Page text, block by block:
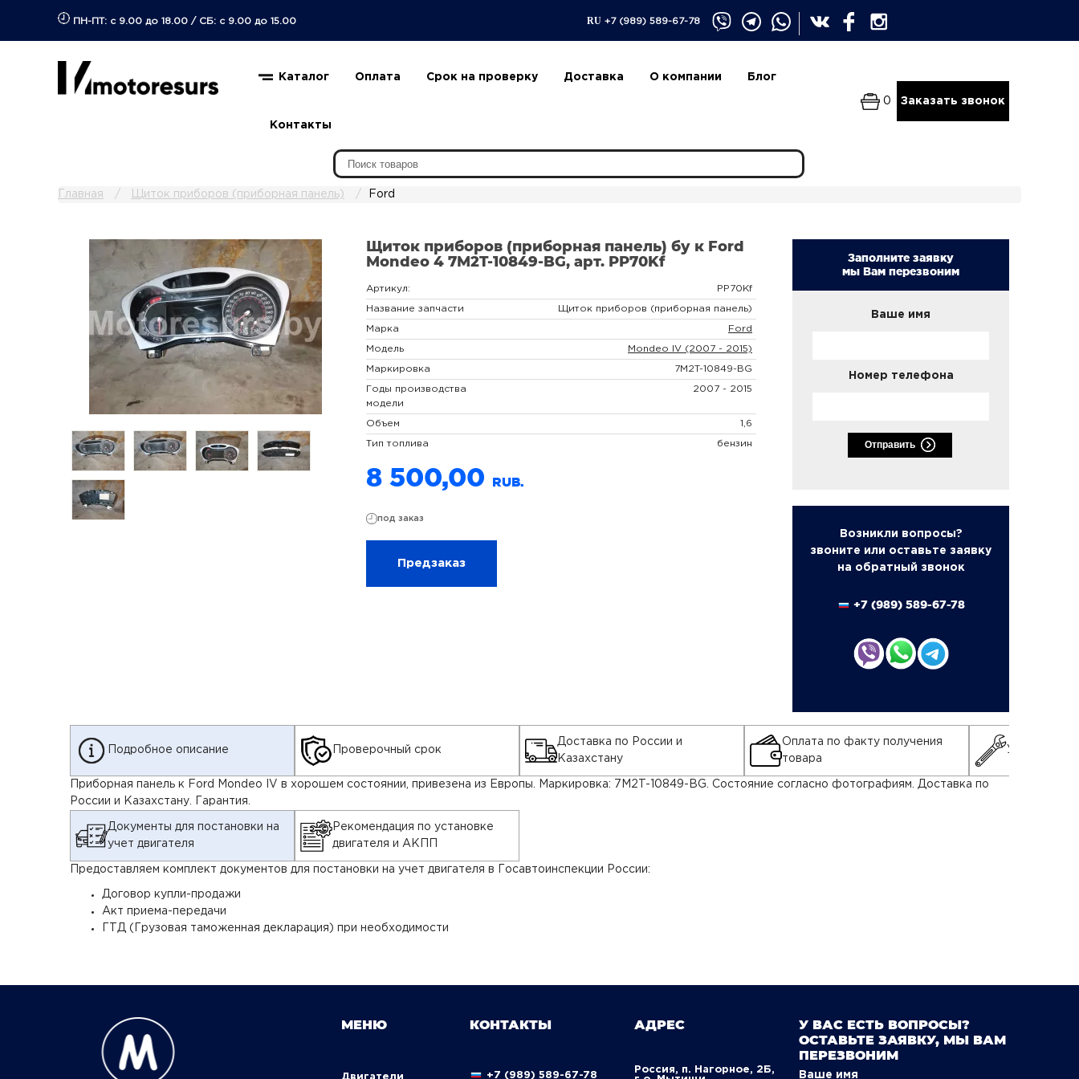
ПН-ПТ: с 9.00 до 18.00 / СБ: с 9.00 до 15.00 RU +7 (989) 589-67-78
Каталог Оплата Срок на проверку Доставка О компании Блог
Контакты
0 Заказать звонок
Главная Щиток приборов (приборная панель) Ford
Щиток приборов (приборная панель) бу к Ford
Mondeo 4 7M2T-10849-BG, арт. PP70Kf
Артикул: PP70Kf
Название запчасти Щиток приборов (приборная панель)
Марка Ford
Модель Mondeo IV (2007 - 2015)
Маркировка 7M2T-10849-BG
Годы производства
модели
2007 - 2015
Объем 1,6
Тип топлива бензин
8 500,00
под заказ
Предзаказ
Заполните заявку
мы Вам перезвоним
Ваше имя
Номер телефона
Отправить
Возникли вопросы?
звоните или оставьте заявку
на обратный звонок
+7 (989) 589-67-78
Подробное описание Проверочный срок
Доставка по России и
Казахстану
Оплата по факту получения
товара
Установка
Приборная панель к Ford Mondeo IV в хорошем состоянии, привезена из Европы. Маркировка: 7M2T-10849-BG. Состояние согласно фотографиям. Доставка по
России и Казахстану. Гарантия.
Документы для постановки на
учет двигателя
Рекомендация по установке
двигателя и АКПП
Предоставляем комплект документов для постановки на учет двигателя в Госавтоинспекции России:
Договор купли-продажи
Акт приема-передачи
ГТД (Грузовая таможенная декларация) при необходимости
МЕНЮ
Двигатели
КОНТАКТЫ
+7 (989) 589-67-78
АДРЕС
Россия, п. Нагорное, 2Б,
У ВАС ЕСТЬ ВОПРОСЫ?
ОСТАВЬТЕ ЗАЯВКУ, МЫ ВАМ
ПЕРЕЗВОНИМ
Ваше имя